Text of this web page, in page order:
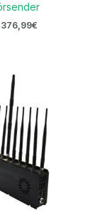
376,99€
Ursprünglicher
Preis
war:
899,00€409,99€.